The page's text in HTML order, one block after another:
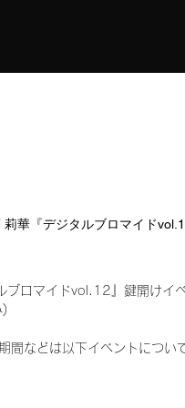
莉華『デジタルブロマイド
ブロマイドvol.12』鍵開けイ
)
間などは以下イベントについ